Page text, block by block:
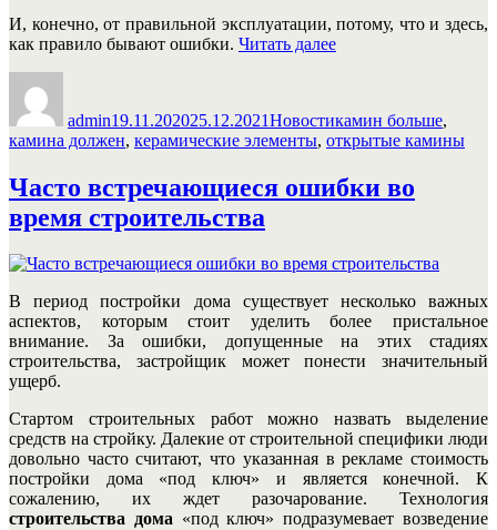
И, конечно, от правильной эксплуатации, потому, что и здесь,
как правило бывают ошибки. Читать далее«Камин
admin19.11.202025.12.2021Новостикамин больше,
камина должен, керамические элементы, открытые камины
Часто встречающиеся ошибки во
время строительства
В период постройки дома существует несколько важных
аспектов, которым стоит уделить более пристальное
внимание. За ошибки, допущенные на этих стадиях
строительства, застройщик может понести значительный
ущерб.
Стартом строительных работ можно назвать выделение
средств на стройку. Далекие от строительной специфики люди
довольно часто считают, что указанная в рекламе стоимость
постройки дома «под ключ» и является конечной. К
сожалению, их ждет разочарование. Технология
строительства дома«под ключ» подразумевает возведение